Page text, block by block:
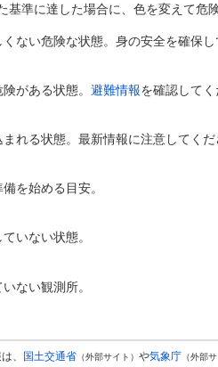
準に達した場合に、色を変えて危
ない危険な状態。身の安全を確保し
がある状態。 避難情報を確認してく
れる状態。最新情報に注意してくだ
を始める目安。
いない状態。
ない観測所。
、 国土交通省 （外部サイト） や気象庁 （外部